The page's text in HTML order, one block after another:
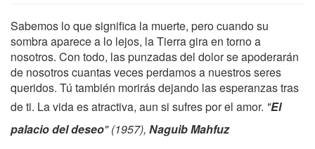
Sabemos lo que significa la muerte, pero cuando su
sombra aparece a lo lejos, la Tierra gira en torno a
nosotros. Con todo, las punzadas del dolor se apoderarán
de nosotros cuantas veces perdamos a nuestros seres
queridos. Tú también morirás dejando las esperanzas tras
de ti. La vida es atractiva, aun si sufres por el amor. "El
palacio del deseo" (1957), Naguib Mahfuz